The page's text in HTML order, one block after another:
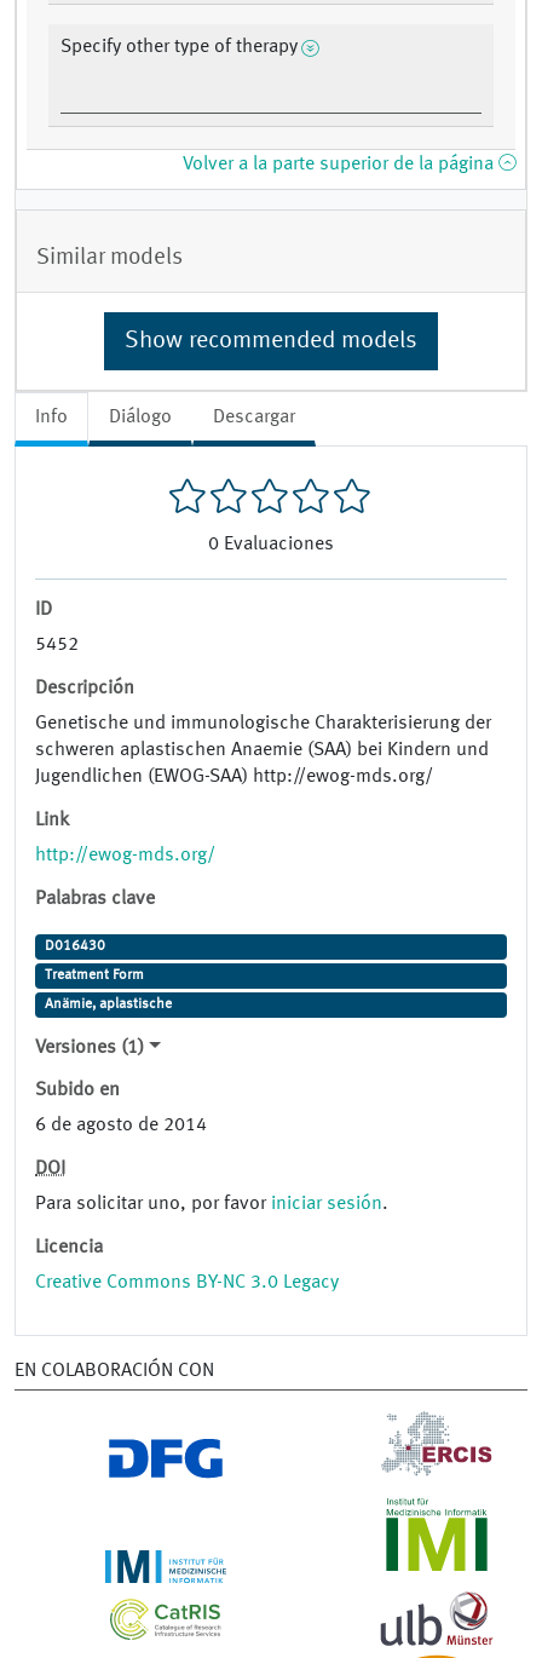
Info Diálogo Descargar
0 Evaluaciones
ID
5452
Descripción
Genetische und immunologische Charakterisierung der
schweren aplastischen Anaemie (SAA) bei Kindern und
Jugendlichen (EWOG-SAA) http://ewog-mds.org/
Link
http://ewog-mds.org/
Palabras clave
D016430
Treatment Form
Anämie, aplastische
Versiones (1)
Subido en
6 de agosto de 2014
DOI
Para solicitar uno, por favor iniciar sesión.
Licencia
Creative Commons BY-NC 3.0 Legacy
Specify other type of therapy
Volver a la parte superior de la página
Similar models
Show recommended models
EN COLABORACIÓN CON